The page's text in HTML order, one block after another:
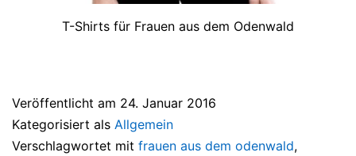
T-Shirts für Frauen aus dem Odenwald
Veröffentlicht am 24. Januar 2016
Kategorisiert als Allgemein
Verschlagwortet mit frauen aus dem odenwald,